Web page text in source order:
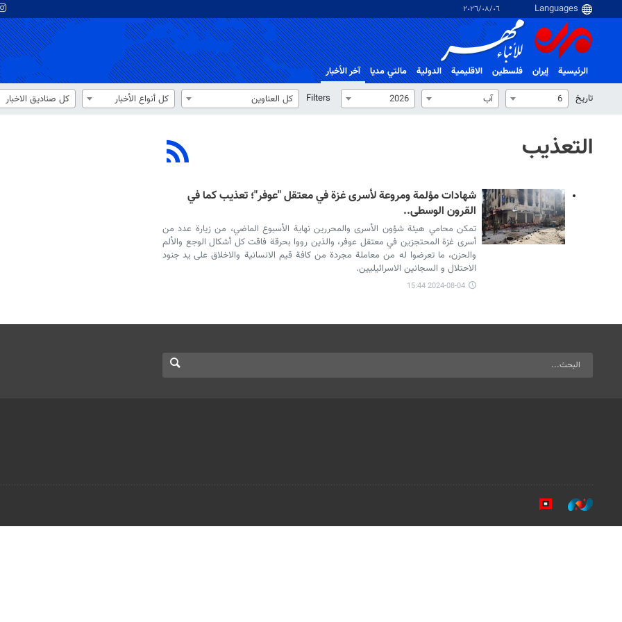
٠٦‏/٠٨‏/٢٠٢٦
الرئيسية إيران فلسطین الاقلیمیة الدولية مالتي مدیا
آخر الأخبار
تاریخ
6 آب 2026
Filters كل العناوين كل أنواع الأخبار كل صناديق الاخبار
التعذيب
شهادات مؤلمة ومروعة لأسرى غزة في معتقل "عوفر"؛ تعذيب كما في
القرون الوسطى..
تمكن محامي هيئة شؤون الأسرى والمحررين نهاية الأسبوع الماضي، من زيارة عدد من
أسرى غزة المحتجزين في معتقل عوفر، والذين رووا بحرقة فاقت كل أشكال الوجع والألم
والحزن، ما تعرضوا له من معاملة مجردة من كافة قيم الانسانية والاخلاق على يد جنود
الاحتلال و السجانين الاسرائيليين.
2024-08-04 15:44